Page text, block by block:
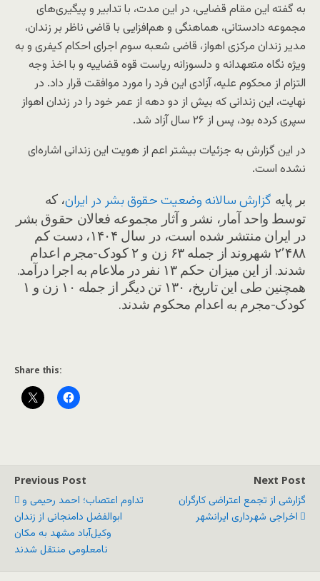
به گفته این مقام قضایی، در این مدت، با تدابیر و پیگیری‌های
مجموعه دادستانی، هماهنگی و هم‌افزایی با قاضی ناظر بر زندان،
مدیر زندان مرکزی اهواز، قاضی شعبه سوم اجرای احکام کیفری و به
ویژه نگاه متعهدانه و دلسوزانه ریاست قوه قضاییه و با اخذ وجه
التزام از محکوم علیه، آزادی این فرد را مورد موافقت قرار داد. در
نهایت، این زندانی که بیش از دو دهه از عمر خود را در زندان اهواز
سپری کرده بود، پس از ۲۶ سال آزاد شد.
در این گزارش به جزئیات بیشتر اعم از هویت این زندانی اشاره‌ای
نشده است.
بر پایه گزارش سالانه وضعیت حقوق بشر در ایران، که
توسط واحد آمار، نشر و آثار مجموعه فعالان حقوق بشر
در ایران منتشر شده است، در سال ۱۴۰۴، دست کم
۲٬۴۸۸ شهروند از جمله ۶۳ زن و ۲ کودک-مجرم اعدام
شدند. از این میزان حکم ۱۳ نفر در ملاعام به اجرا درآمد.
همچنین طی این تاریخ، ۱۳۰ تن دیگر از جمله ۱۰ زن و ۱
کودک-مجرم به اعدام محکوم شدند.
Share this:
Previous Post
تداوم اعتصاب؛ احمد رحیمی و
ابوالفضل دامنجانی از زندان
وکیل‌آباد مشهد به مکان
نامعلومی منتقل شدند
Next Post
گزارشی از تجمع اعتراضی کارگران
اخراجی شهرداری ایرانشهر